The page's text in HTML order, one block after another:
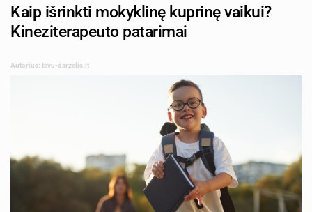
Kaip išrinkti mokyklinę kuprinę vaikui?
Kineziterapeuto patarimai
Autorius: tevu-darzelis.lt